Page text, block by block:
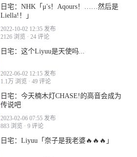
日宅：NHK「μ's！Aqours！……然后是
Liella!！」
2022-10-02 12:35 发布
2126 浏览 · 24 评论
日宅：这个Liyuu是天使吗...
2022-06-02 12:15 发布
1.1万 浏览 · 49 评论
日宅：今天楠木灯CHASE!的高音会成为
传说吧
2023-02-06 07:55 发布
883 浏览 · 9 评论
日宅：Liyuu「奈子是我老婆🔥🔥🔥」